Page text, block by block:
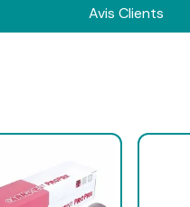
Avis Clients